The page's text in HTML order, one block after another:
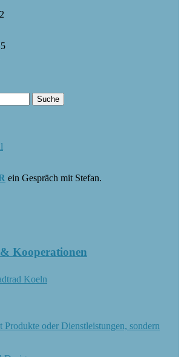
ein Gespräch mit Stefan.
Kooperationen
Produkte oder Dienstleistungen, sondern